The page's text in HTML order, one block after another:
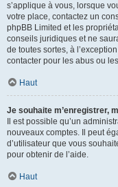
s’applique à vous, lorsque
votre place, contactez un
phpBB Limited et les
conseils juridiques et ne
de toutes sortes, à
contacter pour les abus ou
Haut
Je souhaite m’enregistrer,
Il est possible qu’un
nouveaux comptes. Il peut
d’utilisateur que vous
pour obtenir de l’aide.
Haut